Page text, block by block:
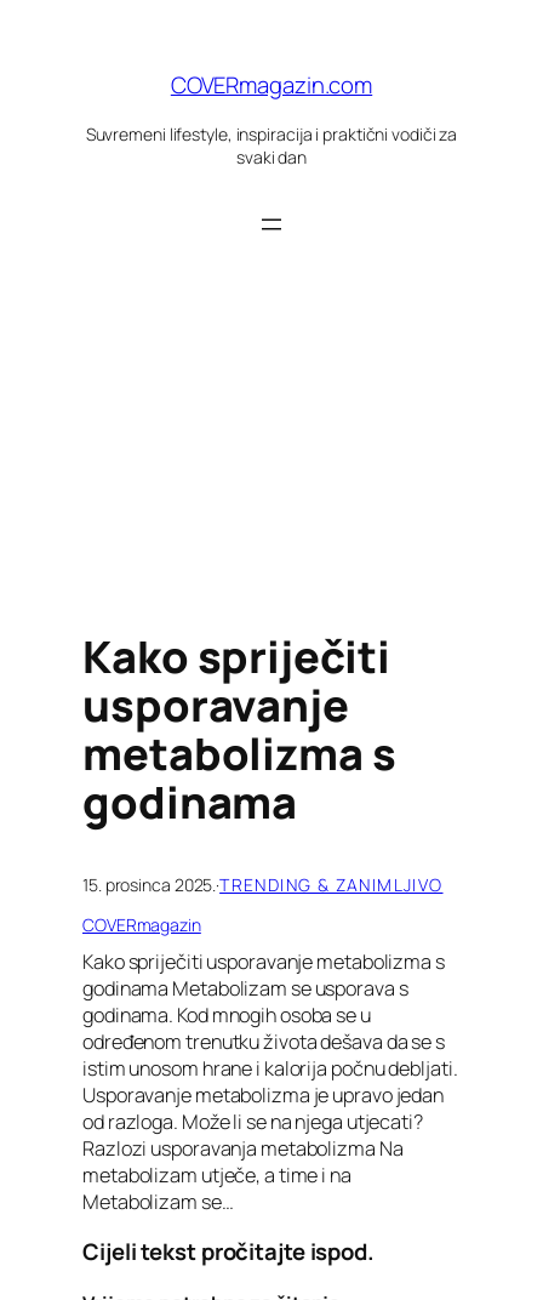
COVERmagazin.com
Suvremeni lifestyle, inspiracija i praktični vodiči za
svaki dan
Kako spriječiti
usporavanje
metabolizma s
godinama
15. prosinca 2025. ·TRENDING & ZANIMLJIVO
COVERmagazin
Kako spriječiti usporavanje metabolizma s
godinama Metabolizam se usporava s
godinama. Kod mnogih osoba se u
određenom trenutku života dešava da se s
istim unosom hrane i kalorija počnu debljati.
Usporavanje metabolizma je upravo jedan
od razloga. Može li se na njega utjecati?
Razlozi usporavanja metabolizma Na
metabolizam utječe, a time i na
Metabolizam se…
Cijeli tekst pročitajte ispod.